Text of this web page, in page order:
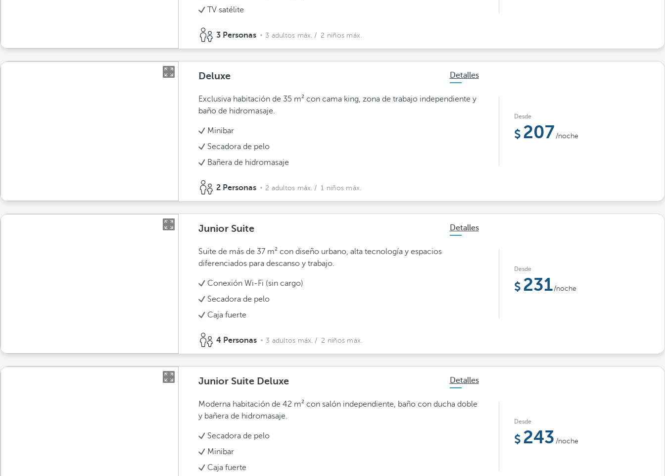
TV satélite
3 Personas 3 adultos máx. / 2 niños máx.
Deluxe Detalles
Exclusiva habitación de 35 m² con cama king, zona de trabajo independiente y
baño de hidromasaje.
Minibar
Secadora de pelo
Bañera de hidromasaje
2 Personas 2 adultos máx. / 1 niños máx.
Desde
207 /noche
Junior Suite Detalles
Suite de más de 37 m² con diseño urbano, alta tecnología y espacios
diferenciados para descanso y trabajo.
Conexión Wi-Fi (sin cargo)
Secadora de pelo
Caja fuerte
4 Personas 3 adultos máx. / 2 niños máx.
Desde
231 /noche
Junior Suite Deluxe Detalles
Moderna habitación de 42 m² con salón independiente, baño con ducha doble
y bañera de hidromasaje.
Secadora de pelo
Minibar
Caja fuerte
Desde
243 /noche